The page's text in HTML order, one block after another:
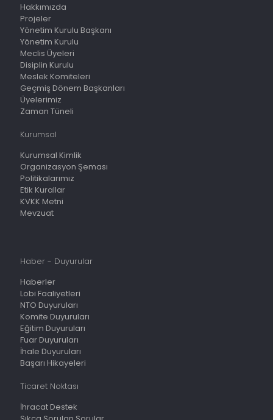
Hakkımızda
Projeler
Yönetim Kurulu Başkanı
Yönetim Kurulu
Meclis Üyeleri
Disiplin Kurulu
Meslek Komiteleri
Geçmiş Dönem Başkanları
Üyelerimiz
Zaman Tüneli
Kurumsal
Kurumsal Kimlik
Organizasyon Şeması
Politikalarımız
Etik Kurallar
KVKK Metni
Mevzuat
Haber - Duyurular
Haberler
Lobi Faaliyetleri
NTO Duyuruları
Komite Duyuruları
Eğitim Duyuruları
Fuar Duyuruları
İhale Duyuruları
Başarı Hikayeleri
Ticaret Noktası
İhracat Destek